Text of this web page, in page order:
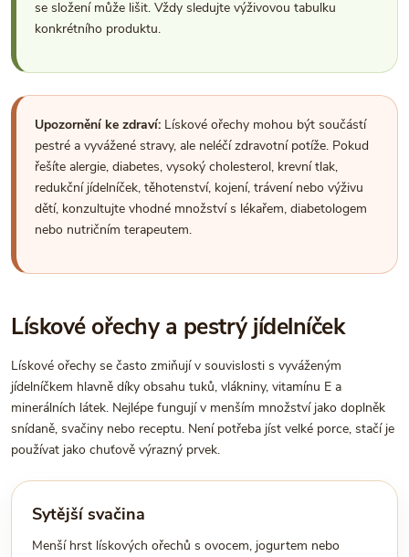
se složení může lišit. Vždy sledujte výživovou tabulku
konkrétního produktu.
Upozornění ke zdraví: Lískové ořechy mohou být součástí
pestré a vyvážené stravy, ale neléčí zdravotní potíže. Pokud
řešíte alergie, diabetes, vysoký cholesterol, krevní tlak,
redukční jídelníček, těhotenství, kojení, trávení nebo výživu
dětí, konzultujte vhodné množství s lékařem, diabetologem
nebo nutričním terapeutem.
Lískové ořechy a pestrý jídelníček
Lískové ořechy se často zmiňují v souvislosti s vyváženým
jídelníčkem hlavně díky obsahu tuků, vlákniny, vitamínu E a
minerálních látek. Nejlépe fungují v menším množství jako doplněk
snídaně, svačiny nebo receptu. Není potřeba jíst velké porce, stačí je
používat jako chuťově výrazný prvek.
Sytější svačina
Menší hrst lískových ořechů s ovocem, jogurtem nebo